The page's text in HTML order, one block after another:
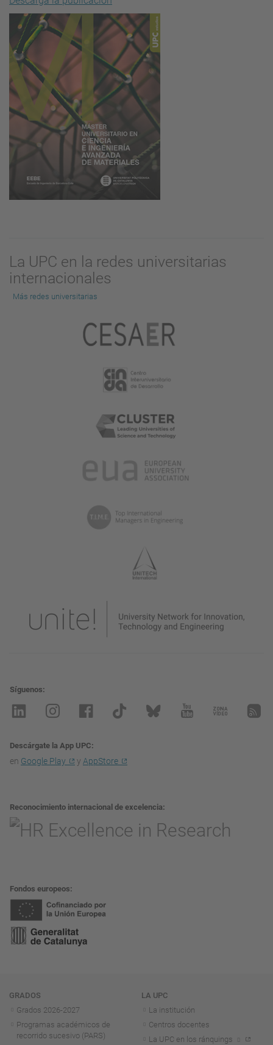
La UPC en la redes universitarias
internacionales
Más redes universitarias
Síguenos
Descárgate la App UPC
en Google Play y AppStore
Reconocimiento internacional de excelencia
Fondos europeos
Navegación
GRADOS
Grados 2026-2027
Programas académicos de
recorrido sucesivo (PARS)
LA UPC
La institución
Centros docentes
La UPC en los ránquings